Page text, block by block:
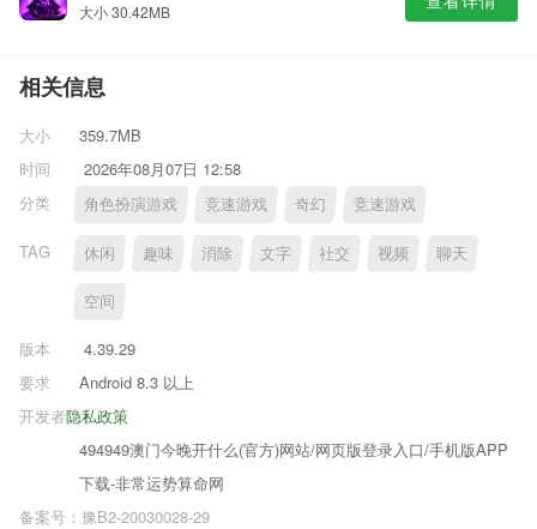
大小 30.42MB
相关信息
大小
359.7MB
时间
2026年08月07日 12:58
分类
角色扮演游戏 竞速游戏 奇幻 竞速游戏
TAG 休闲 趣味 消除 文字 社交 视频 聊天
空间
版本
4.39.29
要求
Android 8.3 以上
隐私政策
开发者
494949澳门今晚开什么(官方)网站/网页版登录入口/手机版APP
下载-非常运势算命网
备案号：豫B2-20030028-29